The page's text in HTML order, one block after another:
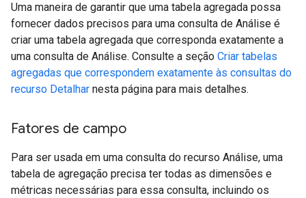
Uma maneira de garantir que uma tabela agregada possa
fornecer dados precisos para uma consulta de Análise é
criar uma tabela agregada que corresponda exatamente a
uma consulta de Análise. Consulte a seção Criar tabelas
agregadas que correspondem exatamente às consultas do
recurso Detalhar nesta página para mais detalhes.
Fatores de campo
Para ser usada em uma consulta do recurso Análise, uma
tabela de agregação precisa ter todas as dimensões e
métricas necessárias para essa consulta, incluindo os